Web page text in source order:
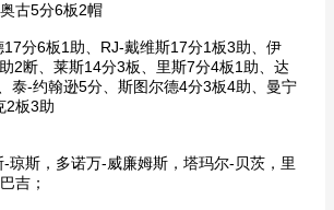
古5分6板2帽
分6板1助、RJ-戴维斯17分1板3助、伊
2断、莱斯14分3板、里斯7分4板1助、达
泰-约翰逊5分、斯图尔德4分3板4助、曼宁
2板3助
斯，多诺万-威廉姆斯，塔玛尔-贝茨，里
吉；